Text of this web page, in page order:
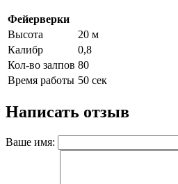
Фейерверки
Высота
20 м
Калибр
0,8
Кол-во залпов 80
Время работы 50 сек
Написать отзыв
Ваше имя: